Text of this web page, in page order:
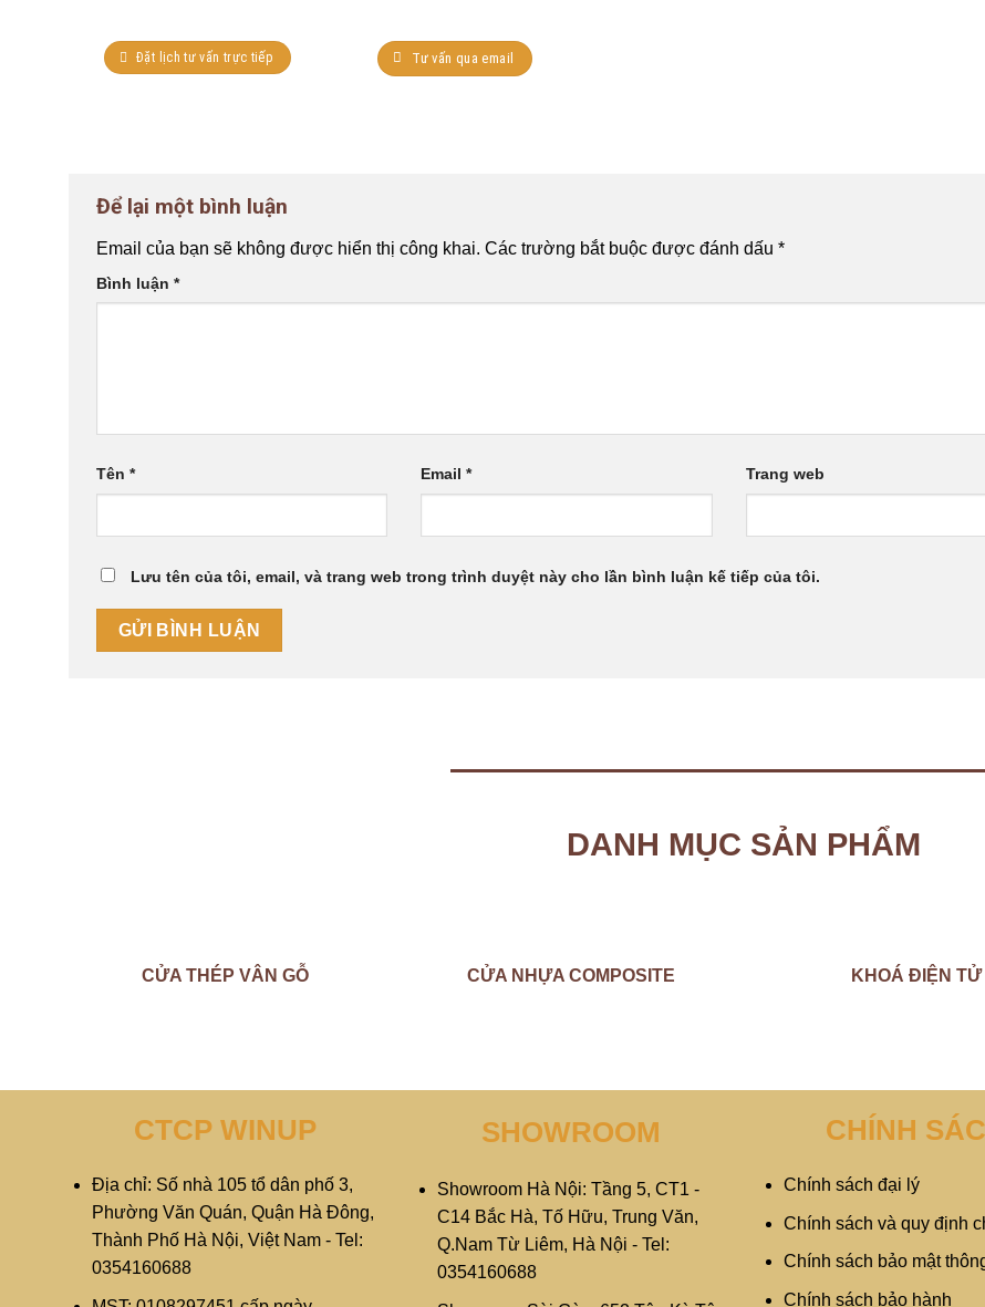
Đặt lịch tư vấn trực tiếp Tư vấn qua email
Để lại một bình luận
Email của bạn sẽ không được hiển thị công khai. Các trường bắt buộc được đánh dấu *
Bình luận *
Tên * Email* Trang web
Lưu tên của tôi, email, và trang web trong trình duyệt này cho lần bình luận kế tiếp của tôi.
DANH MỤC SẢN PHẨM
CỬA THÉP VÂN GỖ CỬA NHỰA COMPOSITE KHOÁ ĐIỆN TỬ
CTCP WINUP
Địa chỉ: Số nhà 105 tổ dân phố 3,
Phường Văn Quán, Quận Hà Đông,
Thành Phố Hà Nội, Việt Nam - Tel:
0354160688
SHOWROOM
Showroom Hà Nội: Tầng 5, CT1 -
C14 Bắc Hà, Tố Hữu, Trung Văn,
Q.Nam Từ Liêm, Hà Nội - Tel:
0354160688
CHÍNH
Chính sách đại lý
Chính sách và quy định
Chính sách bảo mật
Chính sách bảo hành